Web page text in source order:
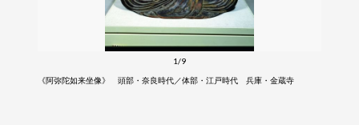
1/9
《阿弥陀如来坐像》 頭部・奈良時代／体部・江戸時代 兵庫・金蔵寺